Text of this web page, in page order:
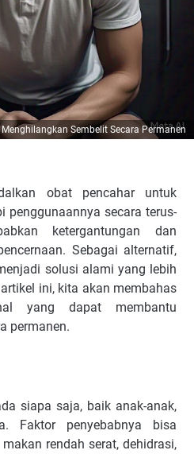
Sembelit Secara Permanen
obat pencahar untuk
penggunaannya secara terus-
ketergantungan dan
Sebagai alternatif,
solusi alami yang lebih
ini, kita akan membahas
yang dapat membantu
permanen.
siapa saja, baik anak-anak,
Faktor penyebabnya bisa
rendah serat, dehidrasi,